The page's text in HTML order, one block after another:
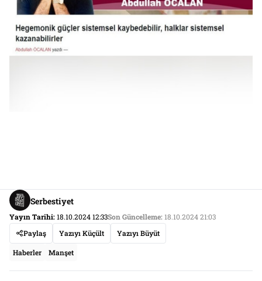
Serbestiyet
Yayın Tarihi:18.10.2024 12:33Son Güncelleme:18.10.2024 21:03
Paylaş
Yazıyı Küçült Yazıyı Büyüt
Haberler Manşet